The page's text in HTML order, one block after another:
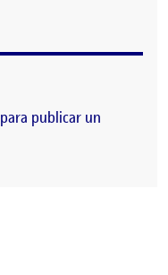
para publicar un